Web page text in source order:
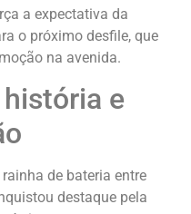
a expectativa da
o próximo desfile, que
na avenida.
e
de bateria entre
destaque pela